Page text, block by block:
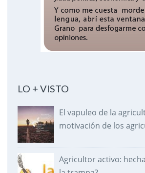
LO + VISTO
El vapuleo de la
motivación de los
Agricultor activo: